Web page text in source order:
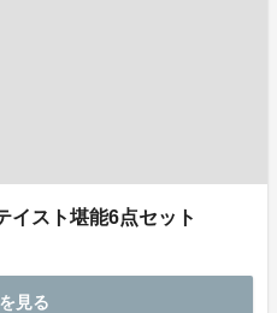
イスト堪能6点セット
見る